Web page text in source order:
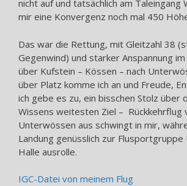
nicht auf und tatsächlich am Taleingang
mir eine Konvergenz noch mal 450
Das war die Rettung, mit Gleitzahl 38
Gegenwind) und starker Anspannung
über Kufstein – Kössen – nach
über Platz komme ich an und Freude,
ich gebe es zu, ein bisschen Stolz über
Wissens weitesten Ziel – Rückkehrflug
Unterwössen aus schwingt in mir,
Landung genüsslich zur
Halle ausrolle.
IGC-Datei von meinem Flug